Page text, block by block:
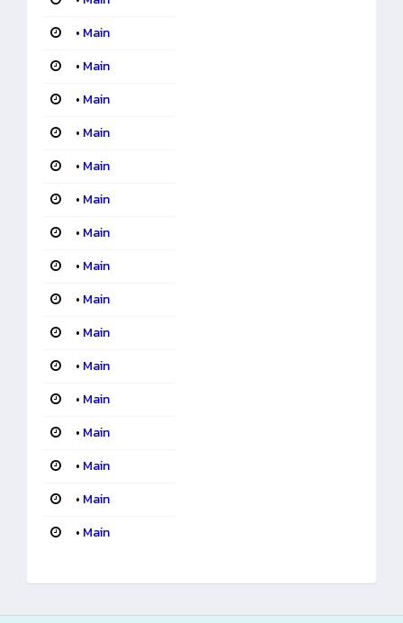
• Main
• Main
• Main
• Main
• Main
• Main
• Main
• Main
• Main
• Main
• Main
• Main
• Main
• Main
• Main
• Main